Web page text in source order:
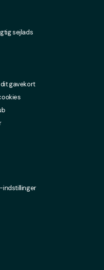
sejlads
gavekort
indstillinger